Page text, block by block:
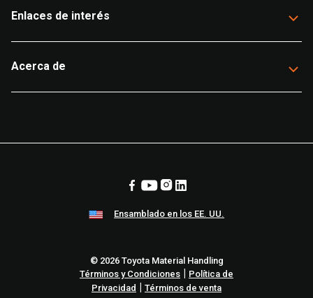
Enlaces de interés
Acerca de
Ensamblado en los EE. UU.
© 2026 Toyota Material Handling
Términos y Condiciones | Política de
Privacidad | Términos de venta